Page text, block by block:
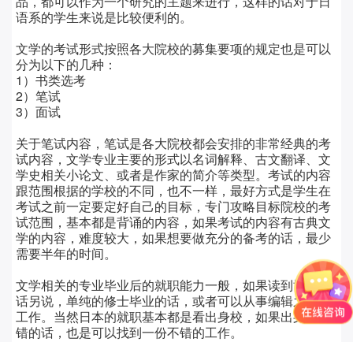
语系的学生来说是比较便利的。
文学的考试形式按照各大院校的募集要项的规定也是可以
分为以下的几种：
1 ）书类选考
2）笔试
3）面试
关于笔试内容，笔试是各大院校都会安排的非常经典的考
试内容，文学专业主要的形式以名词解释、古文翻译、文
学史相关小论文、或者是作家的简介等类型。考试的内容
跟范围根据的学校的不同，也不一样，最好方式是学生在
考试之前一定要定好自己的目标，专门攻略目标院校的考
试范围，基本都是背诵的内容，如果考试的内容有古典文
学的内容，难度较大，如果想要做充分的备考的话，最少
需要半年的时间。
文学相关的专业毕业后的就职能力一般，如果读到博士的
话另说，单纯的修士毕业的话，或者可以从事编辑之类的
工作。当然日本的就职基本都是看出身校，如果出身校不
错的话，也是可以找到一份不错的工作。